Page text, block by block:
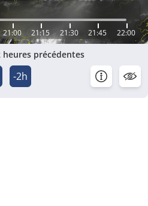
21:00 21:15 21:30 21:45 22:00
précédentes
-2h